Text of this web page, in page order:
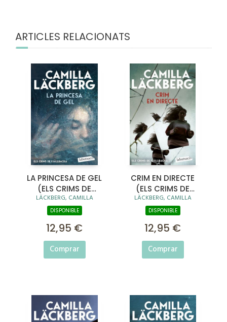
ARTICLES RELACIONATS
LA PRINCESA DE GEL
(ELS CRIMS DE
FJÄLLBACKA)
LÄCKBERG, CAMILLA
DISPONIBLE
12,95 €
Comprar
CRIM EN DIRECTE
(ELS CRIMS DE
FJÄLLBACKA)
LÄCKBERG, CAMILLA
DISPONIBLE
12,95 €
Comprar